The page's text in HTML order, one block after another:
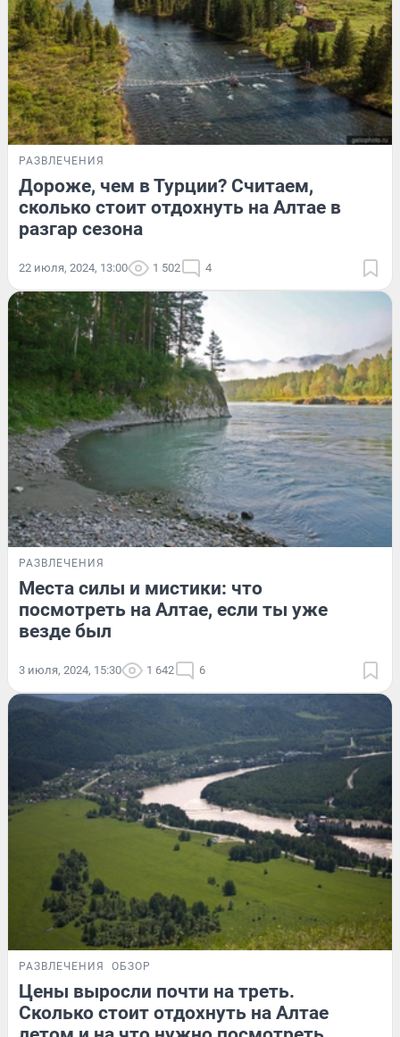
РАЗВЛЕЧЕНИЯ
Дороже, чем в Турции? Считаем,
сколько стоит отдохнуть на Алтае в
разгар сезона
22 июля, 2024, 13:00 1 502 4
РАЗВЛЕЧЕНИЯ
Места силы и мистики: что
посмотреть на Алтае, если ты уже
везде был
3 июля, 2024, 15:30 1 642 6
РАЗВЛЕЧЕНИЯ ОБЗОР
Цены выросли почти на треть.
Сколько стоит отдохнуть на Алтае